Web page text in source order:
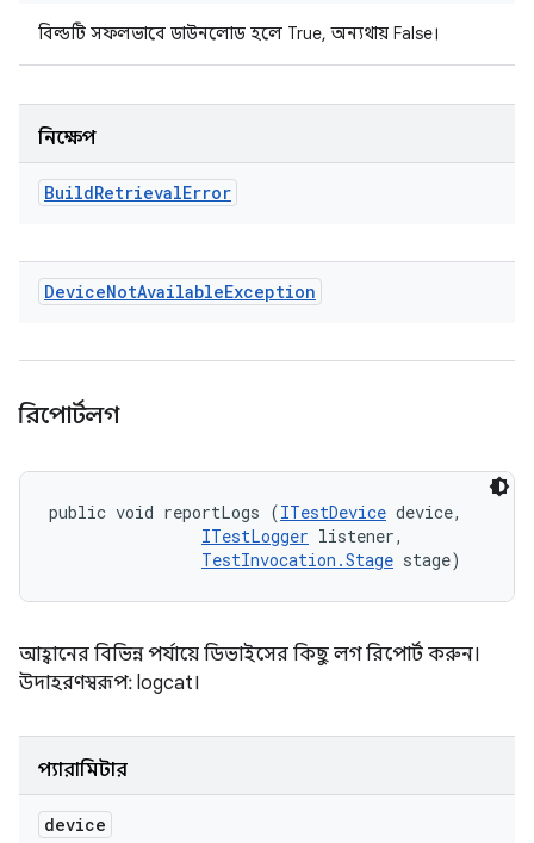
বিল্ডটি সফলভাবে ডাউনলোড হলে True, অন্যথায় False।
নিক্ষেপ
BuildRetrievalError
DeviceNotAvailableException
রিপোর্টলগ
public void reportLogs (ITestDevice device,
ITestLogger listener,
TestInvocation.Stage stage)
আহ্বানের বিভিন্ন পর্যায়ে ডিভাইসের কিছু লগ রিপোর্ট করুন।
উদাহরণস্বরূপ: logcat।
প্যারামিটার
device